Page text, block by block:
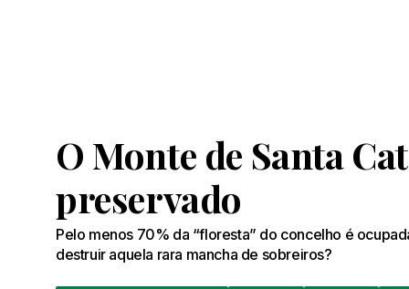
O Monte de Santa
preservado
Pelo menos 70% da “floresta” do concelho é
destruir aquela rara mancha de sobreiros?